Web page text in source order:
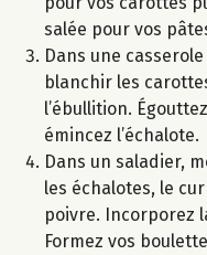
salée pour vos
Dans une
blanchir les
l’ébullition.
émincez l’échalote.
Dans un saladier,
les échalotes, le
poivre. Incorporez
Formez vos